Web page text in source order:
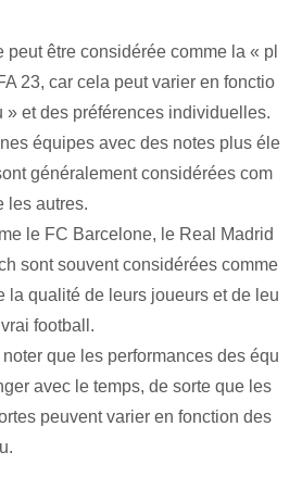
être considérée comme la « pl
23, car cela peut varier en fonctio
» et des préférences individuelles.
équipes avec des notes plus éle
généralement considérées com
les autres.
le FC Barcelone, le Real Madrid
sont souvent considérées comme
la qualité de leurs joueurs et de leu
football.
noter que les performances des équ
avec le temps, de sorte que les
peuvent varier en fonction des